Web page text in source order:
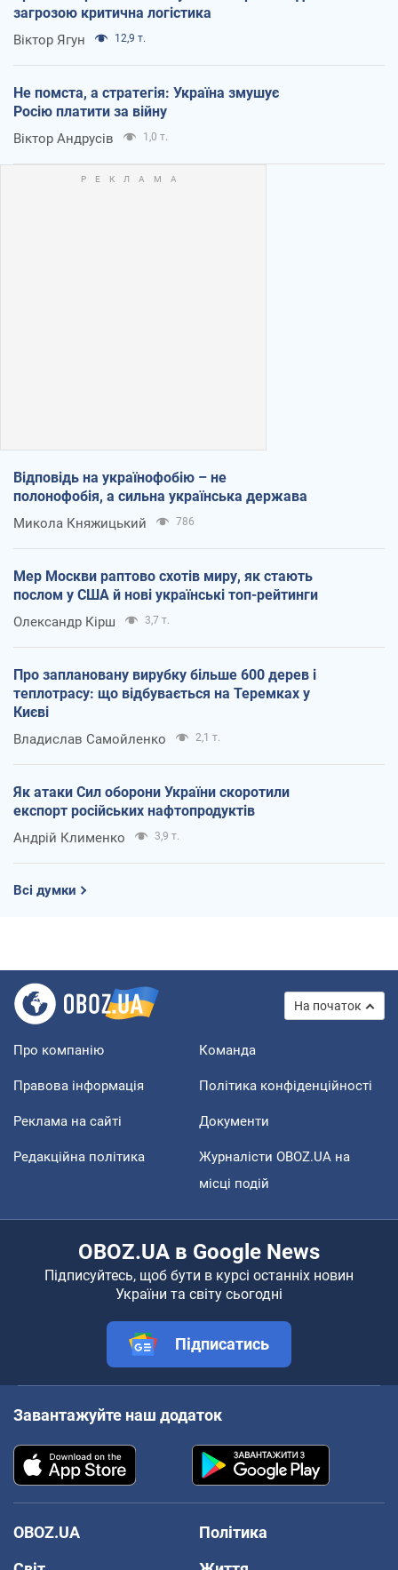
загрозою критична логістика
Віктор Ягун 12,9 т.
Не помста, а стратегія: Україна змушує
Росію платити за війну
Віктор Андрусів 1,0 т.
Відповідь на українофобію – не
полонофобія, а сильна українська держава
Микола Княжицький 786
Мер Москви раптово схотів миру, як стають
послом у США й нові українські топ-рейтинги
Олександр Кірш 3,7 т.
Про заплановану вирубку більше 600 дерев і
теплотрасу: що відбувається на Теремках у
Києві
Владислав Самойленко 2,1 т.
Як атаки Сил оборони України скоротили
експорт російських нафтопродуктів
Андрій Клименко 3,9 т.
Всі думки
На початок
Про компанію Команда
Правова інформація Політика конфіденційності
Реклама на сайті Документи
Редакційна політика
Журналісти OBOZ.UA на
місці подій
OBOZ.UA в Google News
Підписуйтесь, щоб бути в курсі останніх новин
України та світу сьогодні
Підписатись
Завантажуйте наш додаток
OBOZ.UA
Політика